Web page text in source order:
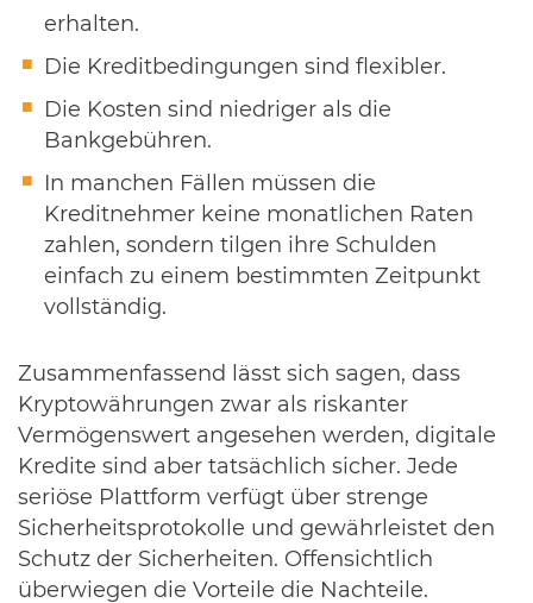
erhalten.
Die Kreditbedingungen sind flexibler.
Die Kosten sind niedriger als die
Bankgebühren.
In manchen Fällen müssen die
Kreditnehmer keine monatlichen Raten
zahlen, sondern tilgen ihre Schulden
einfach zu einem bestimmten Zeitpunkt
vollständig.
Zusammenfassend lässt sich sagen, dass
Kryptowährungen zwar als riskanter
Vermögenswert angesehen werden, digitale
Kredite sind aber tatsächlich sicher. Jede
seriöse Plattform verfügt über strenge
Sicherheitsprotokolle und gewährleistet den
Schutz der Sicherheiten. Offensichtlich
überwiegen die Vorteile die Nachteile.